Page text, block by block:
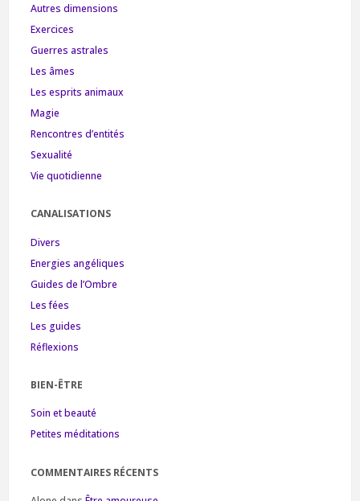
Autres dimensions
Exercices
Guerres astrales
Les âmes
Les esprits animaux
Magie
Rencontres d’entités
Sexualité
Vie quotidienne
CANALISATIONS
Divers
Energies angéliques
Guides de l’Ombre
Les fées
Les guides
Réflexions
BIEN-ÊTRE
Soin et beauté
Petites méditations
COMMENTAIRES RÉCENTS